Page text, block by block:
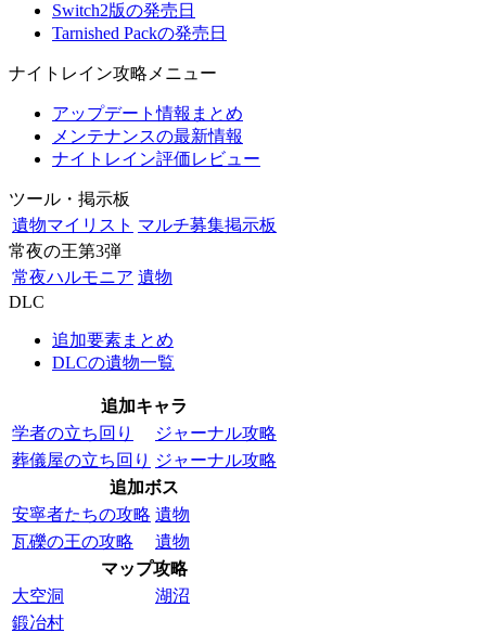
Switch2版の発売日
Tarnished Packの発売日
ナイトレイン攻略メニュー
アップデート情報まとめ
メンテナンスの最新情報
ナイトレイン評価レビュー
ツール・掲示板
遺物マイリスト マルチ募集掲示板
常夜の王第3弾
常夜ハルモニア 遺物
DLC
追加要素まとめ
DLCの遺物一覧
追加キャラ
学者の立ち回り
ジャーナル攻略
葬儀屋の立ち回り ジャーナル攻略
追加ボス
安寧者たちの攻略 遺物
瓦礫の王の攻略
遺物
マップ攻略
大空洞
湖沼
鍛冶村